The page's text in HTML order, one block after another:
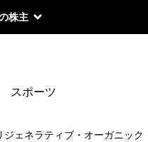
株主
スポーツ
ェネラティブ・オーガニッ